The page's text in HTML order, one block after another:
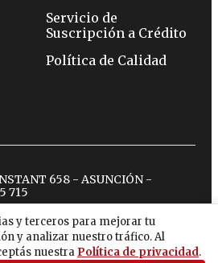
y terceros para mejorar tu
y analizar nuestro tráfico. Al
nuestra Política de privacidad.
Servicio de
Suscripción a Crédito
Política de Calidad
658 - ASUNCIÓN -
715
tiktokyoutubespotify